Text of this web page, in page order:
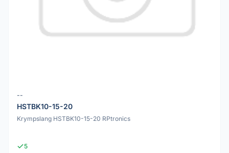
--
HSTBK10-15-20
Krympslang HSTBK10-15-20 RPtronics
5